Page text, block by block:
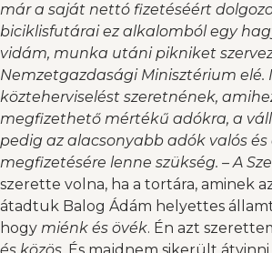
már a saját nettó fizetéséért
biciklisfutárai ez alkalomból egy
vidám, munka utáni pikniket
Nemzetgazdasági Minisztérium elé.
közteherviselést szeretnének,
megfizethető mértékű adókra, a
pedig az alacsonyabb adók valós és
megfizetésére lenne szükség. – A
szerette volna, ha a tortára, aminek
átadtuk Balog Ádám helyettes
hogy miénk és övék. Én azt